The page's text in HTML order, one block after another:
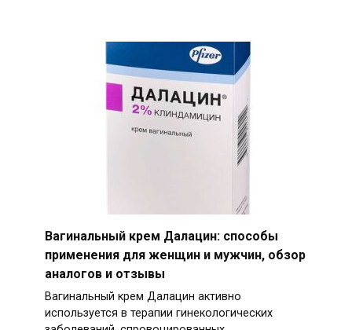
Вагинальный крем Далацин: способы
применения для женщин и мужчин, обзор
аналогов и отзывы
Вагинальный крем Далацин активно
используется в терапии гинекологических